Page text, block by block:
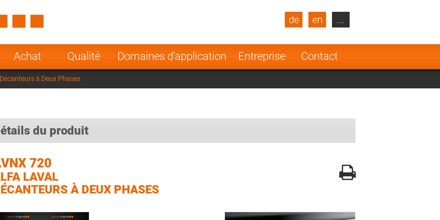
Achat Qualité Domaines d'application Entreprise Contact
de en
Turkey
Poland Norway
Netherlands
Greece
...
à Deux Phases
du produit
720
LAVAL
À DEUX PHASES